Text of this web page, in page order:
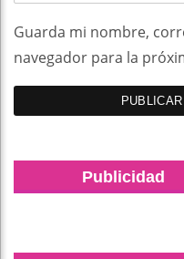
Guarda mi nombre,
navegador para la
Publicidad